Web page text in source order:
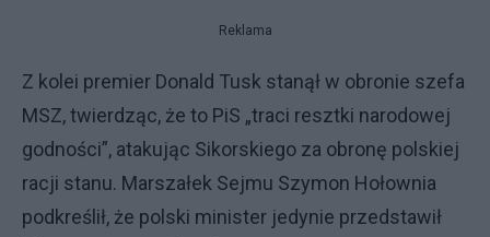
Reklama
Z kolei premier Donald Tusk stanął w obronie szefa
MSZ, twierdząc, że to PiS „traci resztki narodowej
godności”, atakując Sikorskiego za obronę polskiej
racji stanu. Marszałek Sejmu Szymon Hołownia
podkreślił, że polski minister jedynie przedstawił